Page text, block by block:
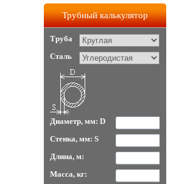
Трубный калькулятор
Труба
Сталь
Диаметр, мм: D
Стенка, мм: S
Длина, м:
Масса, кг: